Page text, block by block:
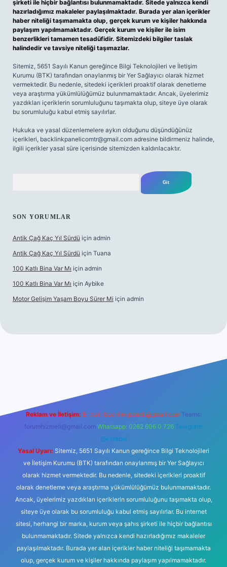
şirketi ile hiçbir bağlantısı bulunmamaktadır. Sitede yalnızca kendi
hazırladığımız makaleler paylaşılmaktadır. Burada yer alan içerikler
haber niteliği taşımamakta olup, gerçek kurum ve kişiler hakkında
paylaşım yapılmamaktadır. Gerçek kurum ve kişiler ile isim
benzerlikleri tamamen tesadüfidir. Sitemizdeki bilgiler taslak
halindedir ve tavsiye niteliği taşımazlar.
Sitemiz, 5651 Sayılı Kanun gereğince Bilgi Teknolojileri ve İletişim
Kurumu (BTK) tarafından onaylanmış bir Yer Sağlayıcı olarak hizmet
vermektedir. Bu nedenle, sitedeki içerikleri proaktif olarak denetleme
veya araştırma yükümlülüğümüz bulunmamaktadır. Ancak, üyelerimiz
yazdıkları içeriklerin sorumluluğunu taşımakta olup, siteye üye olarak
bu sorumluluğu kabul etmiş sayılırlar.
Hukuka ve yasal düzenlemelere aykırı olduğunu düşündüğünüz
içerikleri, backlinkpanelicomtr@gmail.com adresine bildirmeniz halinde,
ilgili içerikler yasal süre içerisinde sitemizden kaldırılacaktır.
SON YORUMLAR
Antik Çağ Kaç Yıl Sürdü için admin
Antik Çağ Kaç Yıl Sürdü için Tuana
100 Katlı Bina Var Mı için admin
100 Katlı Bina Var Mı için Aybike
Motor Gelişim Yaşam Boyu Sürer Mi için admin
Reklam ve İletişim: E-mail: backlinkpaneli@gmail.com Teams:
forumhizmeti@gmail.com Whatsapp: 0262 606 0 726 Telegram:
@karabul
Yasal Uyarı: Sitemiz, 5651 Sayılı Kanun gereğince Bilgi Teknolojileri
ve İletişim Kurumu (BTK) tarafından onaylanmış bir Yer Sağlayıcı
olarak hizmet vermektedir. Bu nedenle, sitedeki içerikleri proaktif
olarak denetleme veya araştırma yükümlülüğümüz bulunmamaktadır.
Ancak, üyelerimiz yazdıkları içeriklerin sorumluluğunu taşımakta olup,
siteye üye olarak bu sorumluluğu kabul etmiş sayılırlar. Bu internet
sitesi, herhangi bir marka, kurum veya şahıs şirketi ile hiçbir bağlantısı
bulunmamaktadır. Sitede yalnızca kendi hazırladığımız makaleler
paylaşılmaktadır. Burada yer alan içerikler haber niteliği taşımamakta
olup, gerçek kurum ve kişiler hakkında paylaşım yapılmamaktadır.